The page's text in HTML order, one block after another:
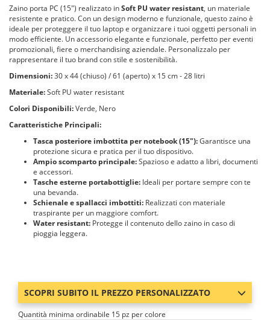
Zaino porta PC (15") realizzato inSoft PU water resistant, un materiale
resistente e pratico. Con un design moderno e funzionale, questo zaino è
ideale per proteggere il tuo laptop e organizzare i tuoi oggetti personali in
modo efficiente. Un accessorio elegante e funzionale, perfetto per eventi
promozionali, fiere o merchandising aziendale. Personalizzalo per
rappresentare il tuo brand con stile e sostenibilità.
Dimensioni:30 x 44 (chiuso) / 61 (aperto) x 15 cm - 28 litri
Materiale:Soft PU water resistant
Colori Disponibili:Verde, Nero
Caratteristiche Principali:
Tasca posteriore imbottita per notebook (15"):Garantisce una
protezione sicura e pratica per il tuo dispositivo.
Ampio scomparto principale:Spazioso e adatto a libri, documenti
e accessori.
Tasche esterne portabottiglie: Ideali per portare sempre con te
una bevanda.
Schienale e spallacci imbottiti: Realizzati con materiale
traspirante per un maggiore comfort.
Water resistant: Protegge il contenuto dello zaino in caso di
pioggia leggera.
SCOPRI SUBITO IL PREZZO PERSONALIZZATO
Quantità minima ordinabile 15 pz per colore